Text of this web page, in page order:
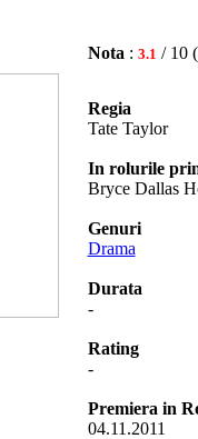
Nota : 3.1 / 10
Regia
Tate Taylor
In rolurile
Bryce Dallas
Genuri
Drama
Durata
-
Rating
-
Premiera in
04.11.2011